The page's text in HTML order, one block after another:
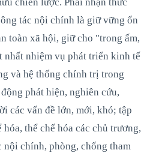
tác nội chính là giữ vững ổn
toàn xã hội, giữ cho "trong ấm,
nhất nhiệm vụ phát triển kinh tế
và hệ thống chính trị trong
phát hiện, nghiên cứu,
các vấn đề lớn, mới, khó; tập
thể chế hóa các chủ trương,
nội chính, phòng, chống tham